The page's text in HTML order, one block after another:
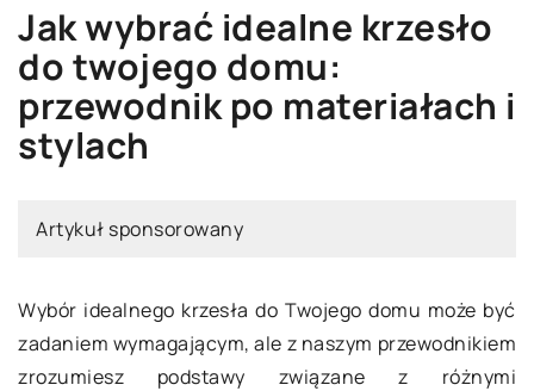
Jak wybrać idealne krzesło
do twojego domu:
przewodnik po materiałach i
stylach
Artykuł sponsorowany
Wybór idealnego krzesła do Twojego domu może być
zadaniem wymagającym, ale z naszym przewodnikiem
zrozumiesz podstawy związane z różnymi